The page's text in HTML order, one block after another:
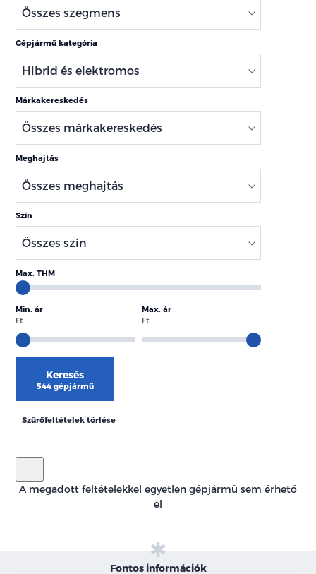
Gépjármű kategória
Márkakereskedés
Meghajtás
Szín
Max. THM
Min. ár
Ft
Max. ár
Ft
Keresés
544 gépjármű
Szűrőfeltételek törlése
A megadott feltételekkel egyetlen gépjármű sem érhető
el
Fontos információk